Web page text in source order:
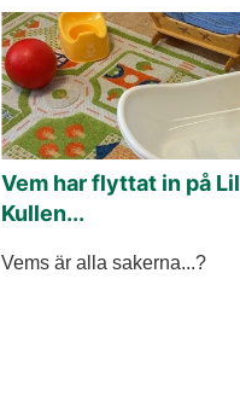
Vem har flyttat in på
Kullen...
Vems är alla sakerna...?